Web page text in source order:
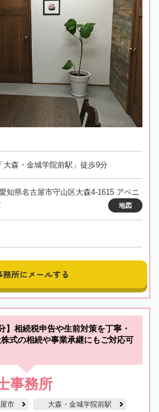
大森・金城学院前駅」徒歩9分
知県名古屋市守山区大森4-1615 アベニ
地図
務所にメールする
】相続税申告や生前対策を丁寧・
式の相続や事業承継にもご対応可
事務所
市 大森・金城学院前駅